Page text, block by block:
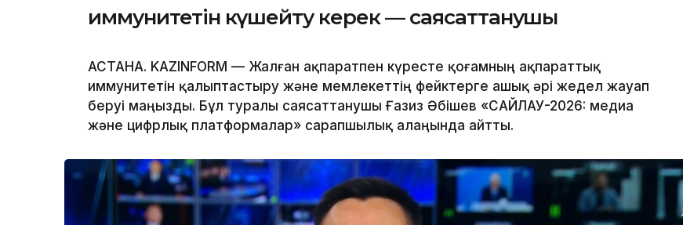
иммунитетін күшейту керек — саясаттанушы
АСТАНА. KAZINFORM — Жалған ақпаратпен күресте қоғамның ақпараттық
иммунитетін қалыптастыру және мемлекеттің фейктерге ашық әрі жедел жауап
беруі маңызды. Бұл туралы саясаттанушы Ғазиз Әбішев «САЙЛАУ-2026: медиа
және цифрлық платформалар» сарапшылық алаңында айтты.